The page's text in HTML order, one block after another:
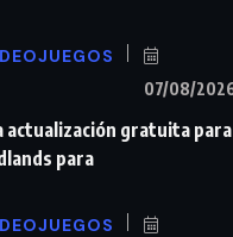
07/08/
actualización gratuita para
para